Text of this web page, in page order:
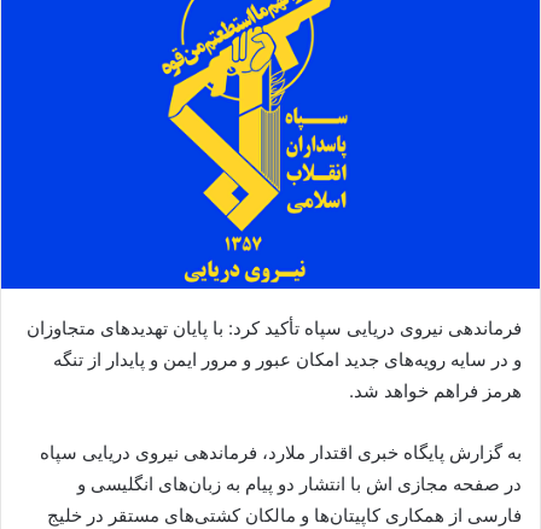
فرماندهی نیروی دریایی سپاه تأکيد کرد: با پایان تهدیدهای متجاوزان
و در سایه رویه‌های جدید امکان عبور و مرور ایمن و پایدار از تنگه
هرمز فراهم خواهد شد.
به گزارش پایگاه خبری اقتدار ملارد، فرماندهی نیروی دریایی سپاه
در صفحه مجازی اش با انتشار دو پیام‌ به زبان‌های انگلیسی و
فارسی از همکاری کاپیتان‌ها و مالکان کشتی‌های مستقر در خلیج